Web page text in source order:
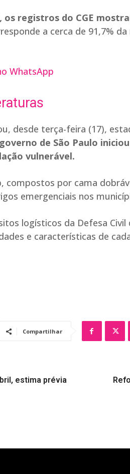
os registros do CGE
a cerca de 91,7%
WhatsApp
desde terça-feira (17),
de São Paulo
vulnerável.
compostos por cama
emergenciais nos
logísticos da Defesa
e características de
Compartilhar
estima prévia